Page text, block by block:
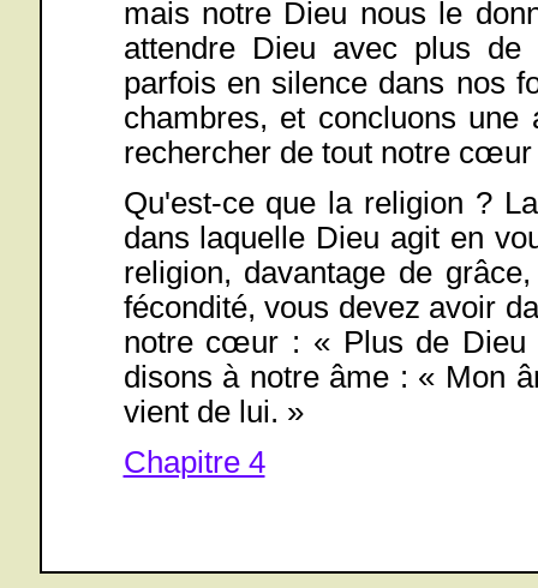
mais notre Dieu nous le
attendre Dieu avec plus de
parfois en silence dans nos
chambres, et concluons une
rechercher de tout notre
Qu'est-ce que la religion ?
dans laquelle Dieu agit en
religion, davantage de
fécondité, vous devez avoir
notre cœur : « Plus de
disons à notre âme : « Mon
vient de lui. »
Chapitre 4